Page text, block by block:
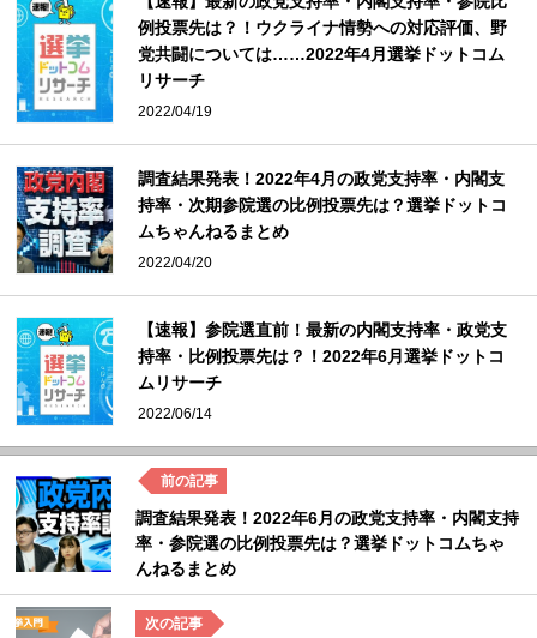
例投票先は？！ウクライナ情勢への対応評価、野
党共闘については……2022年4月選挙ドットコム
リサーチ
2022/04/19
調査結果発表！2022年4月の政党支持率・内閣支
持率・次期参院選の比例投票先は？選挙ドットコ
ムちゃんねるまとめ
2022/04/20
【速報】参院選直前！最新の内閣支持率・政党支
持率・比例投票先は？！2022年6月選挙ドットコ
ムリサーチ
2022/06/14
調査結果発表！2022年6月の政党支持率・内閣支持
率・参院選の比例投票先は？選挙ドットコムちゃ
んねるまとめ